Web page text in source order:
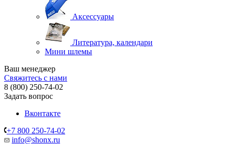
Аксессуары
Литература, календари
Мини шлемы
Ваш менеджер
Свяжитесь с нами
8 (800) 250-74-02
Задать вопрос
Вконтакте
+7 800 250-74-02
info@shonx.ru